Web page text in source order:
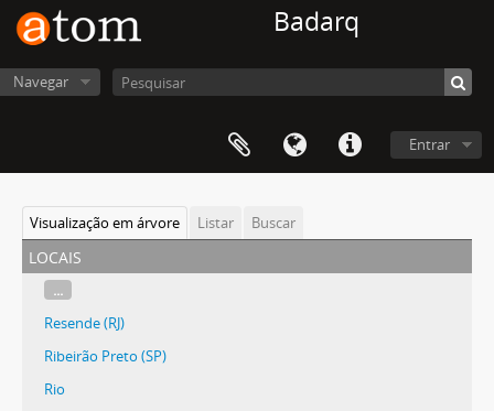
Badarq
Navegar
Entrar
Visualização em árvore Listar Buscar
locais
...
Resende (RJ)
Ribeirão Preto (SP)
Rio